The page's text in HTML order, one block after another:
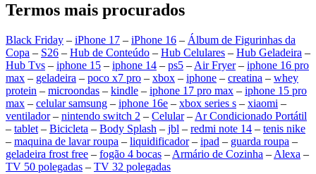
Termos mais procurados
Black Friday – iPhone 17 – iPhone 16 – Álbum de Figurinhas da
Copa – S26 – Hub de Conteúdo – Hub Celulares – Hub Geladeira –
Hub Tvs – iphone 15 – iphone 14 – ps5 – Air Fryer– iphone 16 pro
max – geladeira – poco x7 pro – xbox – iphone – creatina – whey
protein – microondas – kindle – iphone 17 pro max – iphone 15 pro
max – celular samsung – iphone 16e – xbox series s – xiaomi –
ventilador– nintendo switch 2 – Celular– Ar Condicionado Portátil
– tablet – Bicicleta – Body Splash – jbl – redmi note 14 – tenis nike
– maquina de lavar roupa – liquidificador– ipad – guarda roupa –
geladeira frost free – fogão 4 bocas – Armário de Cozinha – Alexa –
TV 50 polegadas – TV 32 polegadas